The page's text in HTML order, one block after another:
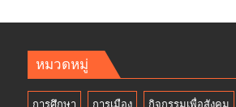
หมวดหมู่
การศึกษา การเมือง กิจกรรมเพื่อสังคม